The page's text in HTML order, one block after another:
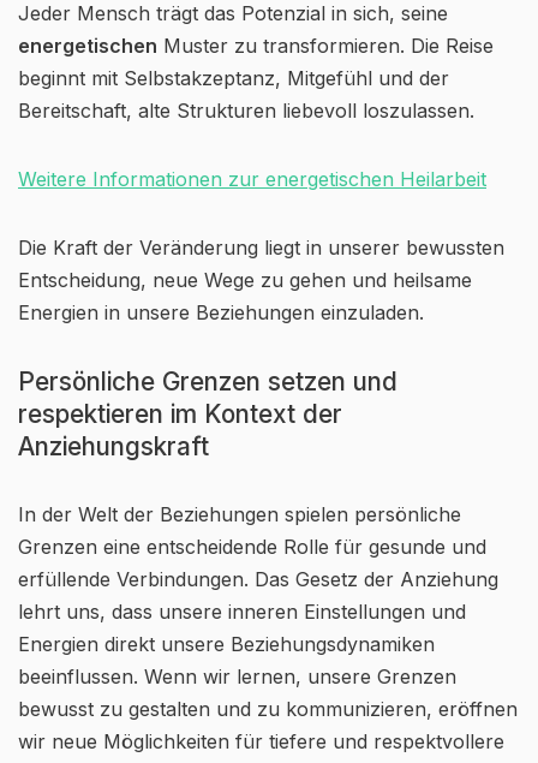
Jeder Mensch trägt das Potenzial in sich, seine
energetischen Muster zu transformieren. Die Reise
beginnt mit Selbstakzeptanz, Mitgefühl und der
Bereitschaft, alte Strukturen liebevoll loszulassen.
Weitere Informationen zur energetischen Heilarbeit
Die Kraft der Veränderung liegt in unserer bewussten
Entscheidung, neue Wege zu gehen und heilsame
Energien in unsere Beziehungen einzuladen.
Persönliche Grenzen setzen und
respektieren im Kontext der
Anziehungskraft
In der Welt der Beziehungen spielen persönliche
Grenzen eine entscheidende Rolle für gesunde und
erfüllende Verbindungen. Das Gesetz der Anziehung
lehrt uns, dass unsere inneren Einstellungen und
Energien direkt unsere Beziehungsdynamiken
beeinflussen. Wenn wir lernen, unsere Grenzen
bewusst zu gestalten und zu kommunizieren, eröffnen
wir neue Möglichkeiten für tiefere und respektvollere